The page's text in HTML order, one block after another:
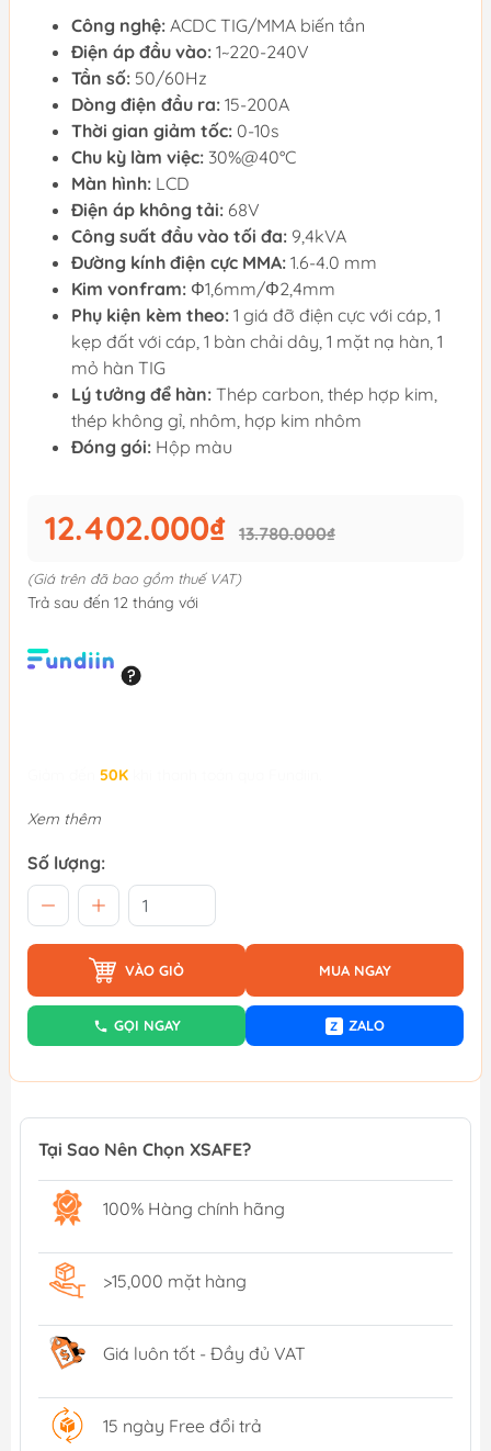
Công nghệ: ACDC TIG/MMA biến tần
Điện áp đầu vào: 1~220-240V
Tần số: 50/60Hz
Dòng điện đầu ra: 15-200A
Thời gian giảm tốc: 0-10s
Chu kỳ làm việc: 30%@40°C
Màn hình: LCD
Điện áp không tải: 68V
Công suất đầu vào tối đa: 9,4kVA
Đường kính điện cực MMA: 1.6-4.0 mm
Kim vonfram: Φ1,6mm/Φ2,4mm
Phụ kiện kèm theo: 1 giá đỡ điện cực với cáp, 1
kẹp đất với cáp, 1 bàn chải dây, 1 mặt nạ hàn, 1
mỏ hàn TIG
Lý tưởng để hàn: Thép carbon, thép hợp kim,
thép không gỉ, nhôm, hợp kim nhôm
Đóng gói: Hộp màu
12.402.000₫ 13.780.000₫
(Giá trên đã bao gồm thuế VAT)
Trả sau đến 12 tháng với
50K
Xem thêm
Số lượng:
VÀO GIỎ MUA NGAY
GỌI NGAY Z ZALO
Tại Sao Nên Chọn XSAFE?
100% Hàng chính hãng
>15,000 mặt hàng
Giá luôn tốt - Đầy đủ VAT
15 ngày Free đổi trả